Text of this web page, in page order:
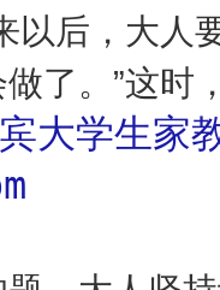
以后，大人
了。”这时
大学生家